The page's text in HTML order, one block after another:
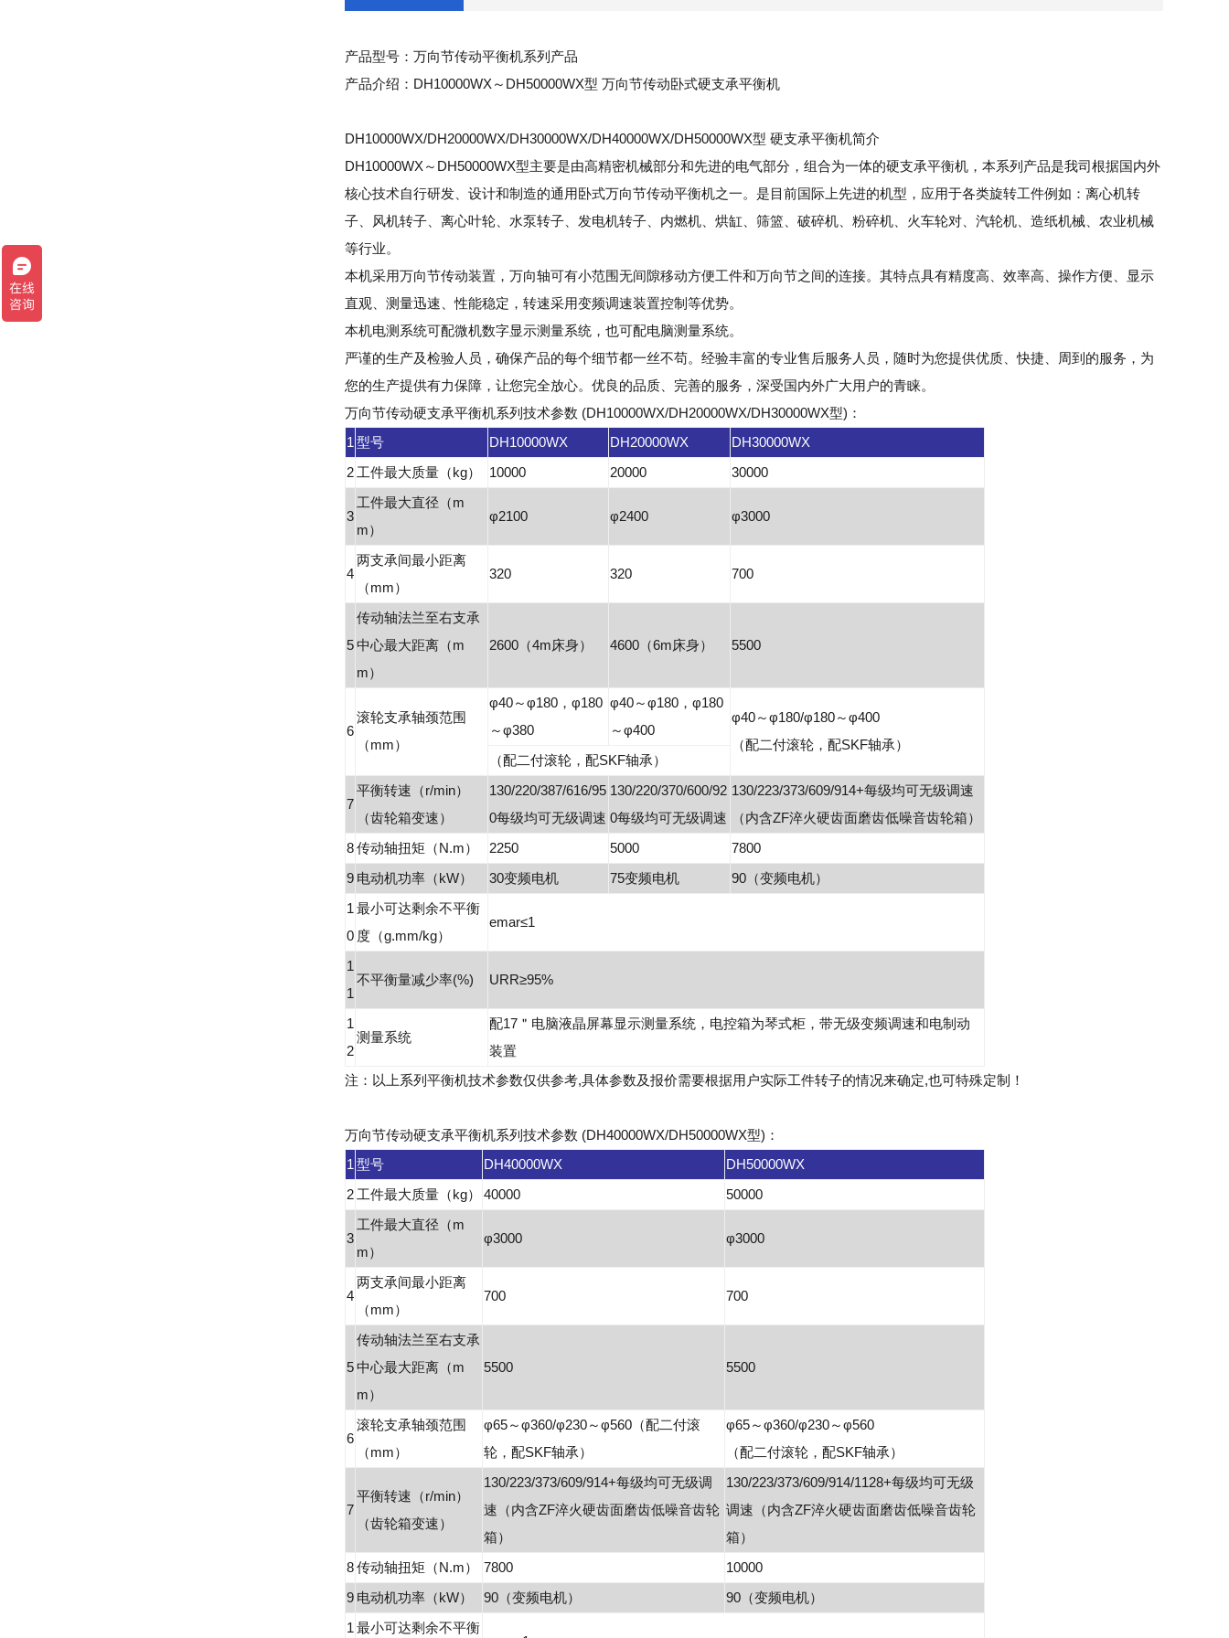
产品型号：万向节传动平衡机系列产品
产品介绍：DH10000WX～DH50000WX型 万向节传动卧式硬支承平衡机
DH10000WX/DH20000WX/DH30000WX/DH40000WX/DH50000WX型 硬支承平衡机简介
DH10000WX～DH50000WX型主要是由高精密机械部分和先进的电气部分，组合为一体的硬支承平衡机，本系列产品是我司根据国内外
核心技术自行研发、设计和制造的通用卧式万向节传动平衡机之一。是目前国际上先进的机型，应用于各类旋转工件例如：离心机转
子、风机转子、离心叶轮、水泵转子、发电机转子、内燃机、烘缸、筛篮、破碎机、粉碎机、火车轮对、汽轮机、造纸机械、农业机械
等行业。
本机采用万向节传动装置，万向轴可有小范围无间隙移动方便工件和万向节之间的连接。其特点具有精度高、效率高、操作方便、显示
直观、测量迅速、性能稳定，转速采用变频调速装置控制等优势。
本机电测系统可配微机数字显示测量系统，也可配电脑测量系统。
严谨的生产及检验人员，确保产品的每个细节都一丝不苟。经验丰富的专业售后服务人员，随时为您提供优质、快捷、周到的服务，为
您的生产提供有力保障，让您完全放心。优良的品质、完善的服务，深受国内外广大用户的青睐。
万向节传动硬支承平衡机系列技术参数 (DH10000WX/DH20000WX/DH30000WX型)：
1 型号 DH10000WX DH20000WX
DH30000WX
2 工件最大质量（kg） 10000 20000 30000
3
工件最大直径（m
m）
φ2100 φ2400 φ3000
4
两支承间最小距离
（mm）
320 320 700
5
传动轴法兰至右支承
中心最大距离（m
m）
2600（4m床身） 4600（6m床身） 5500
6
滚轮支承轴颈范围
（mm）
φ40～φ180，φ180
～φ380
φ40～φ180，φ180
～φ400
φ40～φ180/φ180～φ400
（配二付滚轮，配SKF轴承）
（配二付滚轮，配SKF轴承）
7
平衡转速（r/min）
（齿轮箱变速）
130/220/387/616/95
0每级均可无级调速
130/220/370/600/92
0每级均可无级调速
130/223/373/609/914+每级均可无级调速
（内含ZF淬火硬齿面磨齿低噪音齿轮箱）
8传动轴扭矩（N.m） 2250 5000
7800
9 电动机功率（kW） 30变频电机 75变频电机
90（变频电机）
1
0
最小可达剩余不平衡
度（g.mm/kg）
emar≤1
1
1
不平衡量减少率(%) URR≥95%
1
2
测量系统
配17＂电脑液晶屏幕显示测量系统，电控箱为琴式柜，带无级变频调速和电制动
装置
注：以上系列平衡机技术参数仅供参考,具体参数及报价需要根据用户实际工件转子的情况来确定,也可特殊定制！
万向节传动硬支承平衡机系列技术参数 (DH40000WX/DH50000WX型)：
1 型号 DH40000WX
DH50000WX
2 工件最大质量（kg） 40000 50000
3
工件最大直径（m
m）
φ3000 φ3000
4
两支承间最小距离
（mm）
700 700
5
传动轴法兰至右支承
中心最大距离（m
m）
5500 5500
6
滚轮支承轴颈范围
（mm）
φ65～φ360/φ230～φ560（配二付滚
轮，配SKF轴承）
φ65～φ360/φ230～φ560
（配二付滚轮，配SKF轴承）
7
平衡转速（r/min）
（齿轮箱变速）
130/223/373/609/914+每级均可无级调
速（内含ZF淬火硬齿面磨齿低噪音齿轮
箱）
130/223/373/609/914/1128+每级均可无级
调速（内含ZF淬火硬齿面磨齿低噪音齿轮
箱）
8传动轴扭矩（N.m） 7800
10000
9 电动机功率（kW） 90（变频电机）
90（变频电机）
1 最小可达剩余不平衡